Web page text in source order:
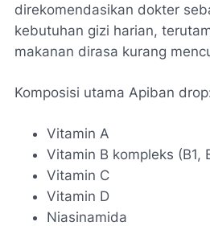
direkomendasikan dokter
kebutuhan gizi harian,
makanan dirasa kurang
Komposisi utama Apiban
Vitamin A
Vitamin B kompleks (B1,
Vitamin C
Vitamin D
Niasinamida